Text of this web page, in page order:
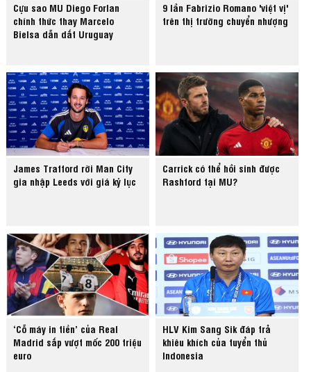
Cựu sao MU Diego Forlan
chính thức thay Marcelo
Bielsa dẫn dắt Uruguay
9 lần Fabrizio Romano 'việt vị'
trên thị trường chuyển nhượng
James Trafford rời Man City
gia nhập Leeds với giá kỷ lục
Carrick có thể hồi sinh được
Rashford tại MU?
‘Cỗ máy in tiền’ của Real
Madrid sắp vượt mốc 200 triệu
euro
HLV Kim Sang Sik đáp trả
khiêu khích của tuyển thủ
Indonesia